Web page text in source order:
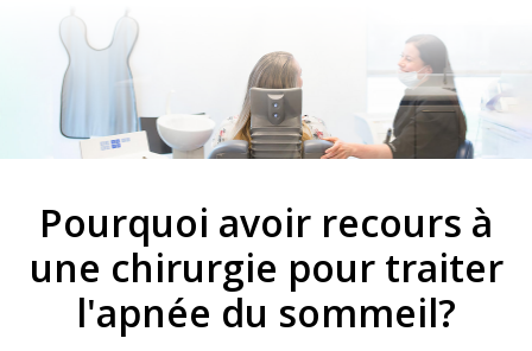
Pourquoi avoir recours à
une chirurgie pour traiter
l'apnée du sommeil?